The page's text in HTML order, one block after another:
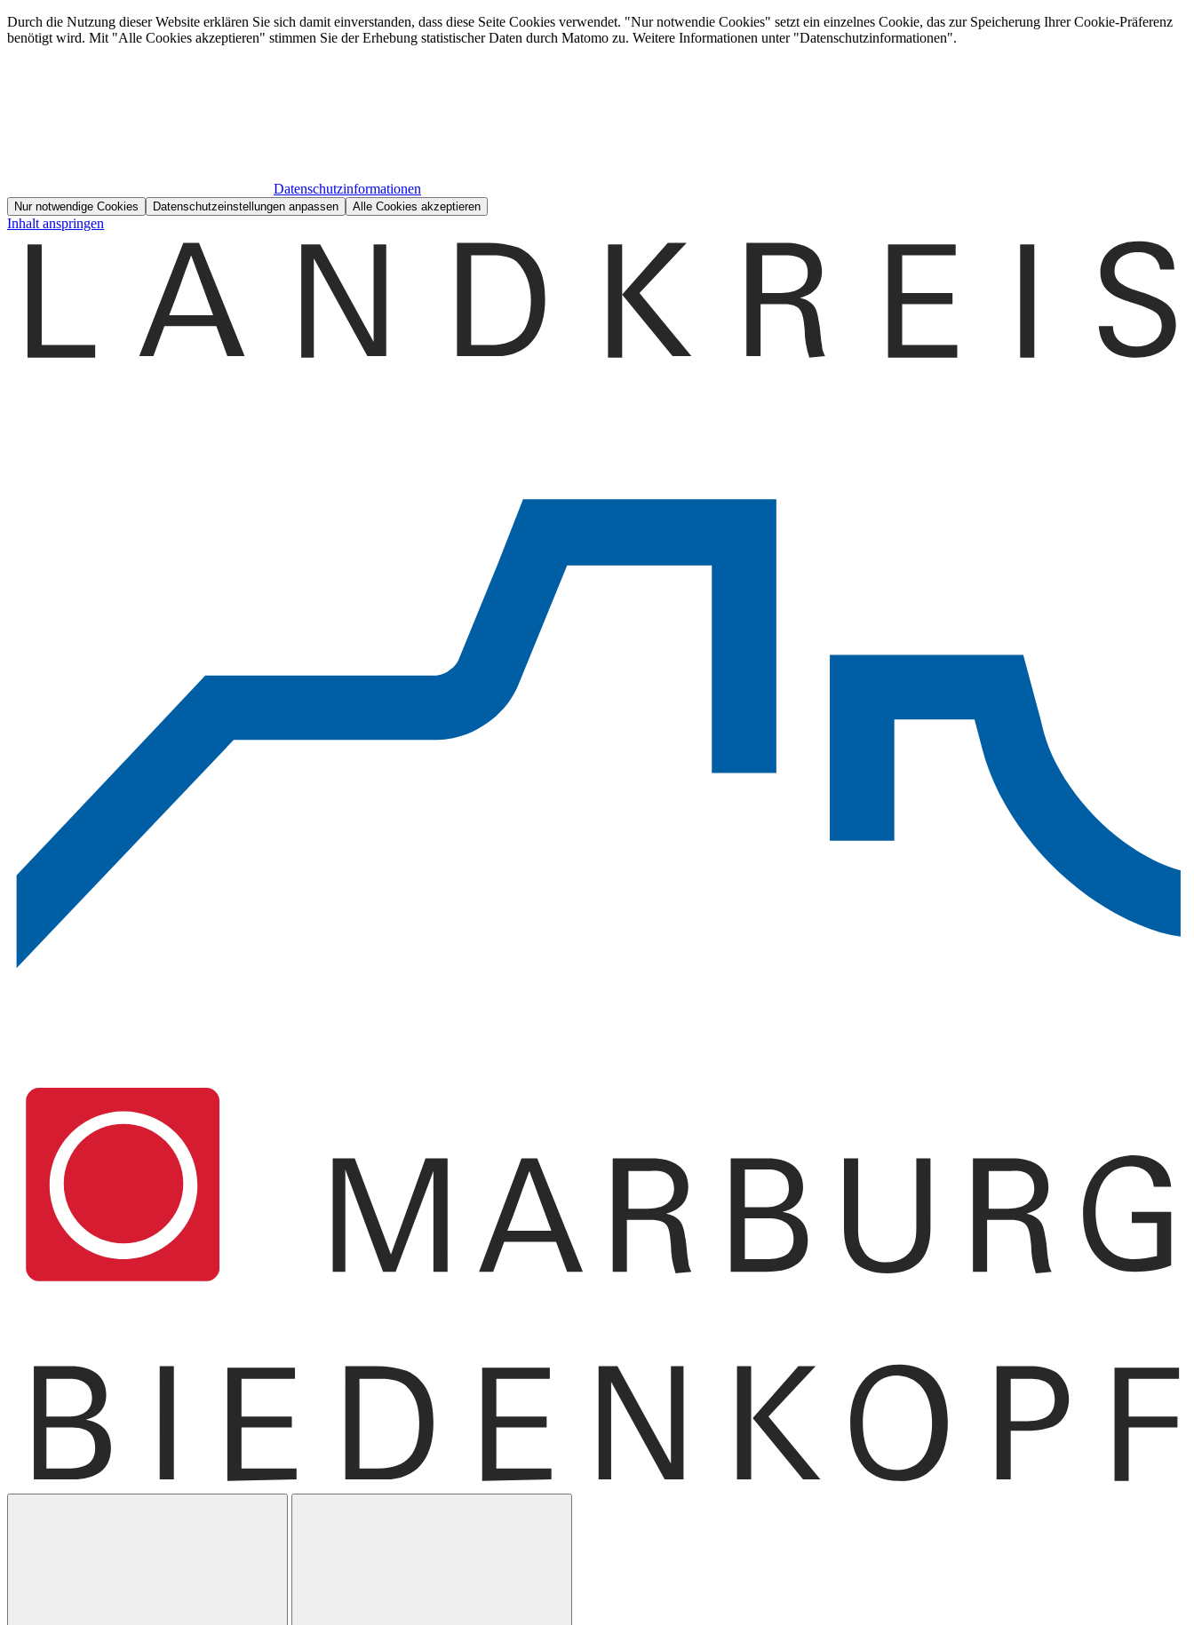
Durch die Nutzung dieser Website erklären Sie sich damit einverstanden, dass diese Seite Cookies verwendet. "Nur notwendie Cookies" setzt ein einzelnes Cookie, das zur Speicherung Ihrer Cookie-Präferenz
benötigt wird. Mit "Alle Cookies akzeptieren" stimmen Sie der Erhebung statistischer Daten durch Matomo zu. Weitere Informationen unter "Datenschutzinformationen".
Datenschutzinformationen
Nur notwendige Cookies Datenschutzeinstellungen anpassen Alle Cookies akzeptieren
Inhalt anspringen